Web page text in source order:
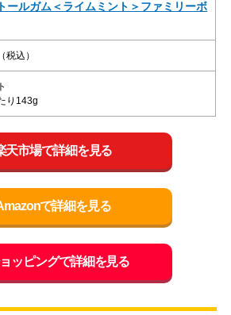
ールガム＜ライムミント＞ファミリーボ
税込）
り143g
天市場で詳細を見る
で詳細を見る
ッピングで詳細を見る